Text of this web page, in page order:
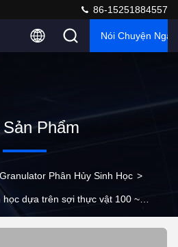
86-15251884557
Nói Chuyện Ngay.
Phẩm
Granulator Phân Hủy Sinh Học >
học dựa trên sợi thực vật 100 ~